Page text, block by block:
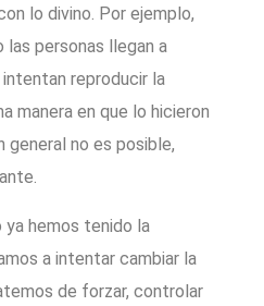
lo divino. Por ejemplo,
las personas llegan a
reproducir la
manera en que lo hicieron
general no es posible,
hemos tenido la
a intentar cambiar la
de forzar, controlar